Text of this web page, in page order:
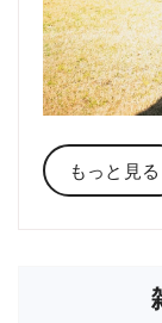
もっと見る